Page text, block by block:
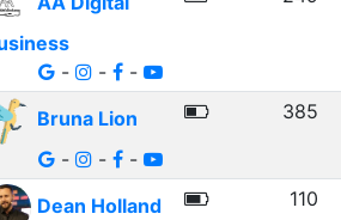
-
- -
Bruna Lion
-
- -
385
Dean Holland
110